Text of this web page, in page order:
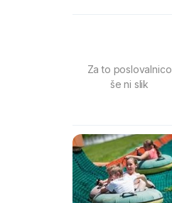
Za to poslovalnico
še ni slik